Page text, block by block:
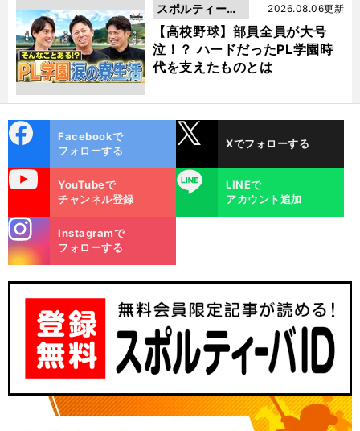
【高校野球】部員全員が大号
泣！？ ハードだったPL学園時
代を支えたものとは
2026.08.06更新
スポルティーバ
動画
ok
Facebookで
フォローする
Xでフォローする
YouTubeで
チャンネル登録
LINE
LINEで
アカウント追加
m
Instagramで
フォローする